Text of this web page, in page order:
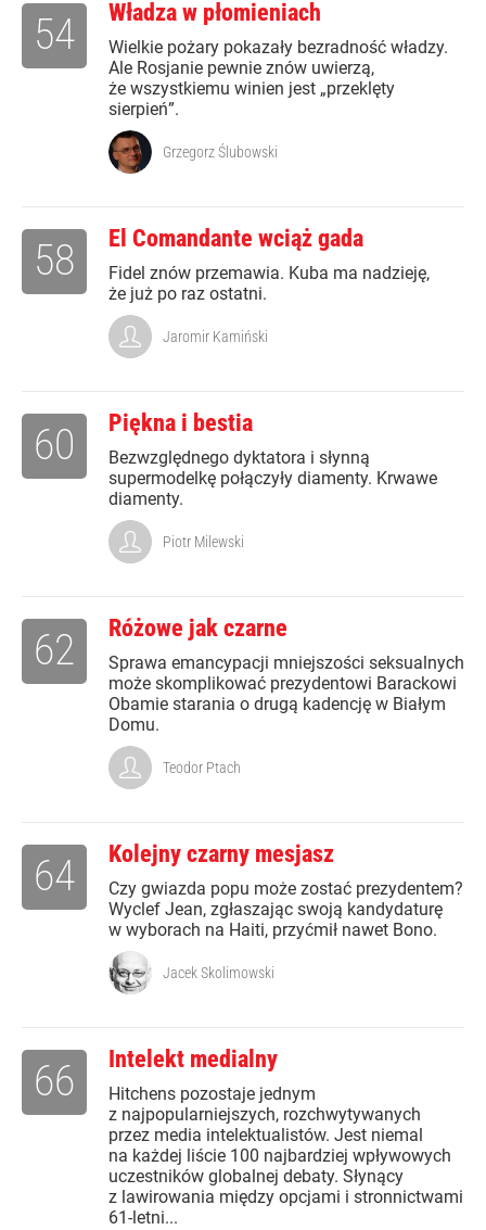
Władza w płomieniach
Wielkie pożary pokazały bezradność władzy.
Ale Rosjanie pewnie znów uwierzą,
że wszystkiemu winien jest „przeklęty
sierpień”.
54
Grzegorz Ślubowski
El Comandante wciąż gada
Fidel znów przemawia. Kuba ma nadzieję,
że już po raz ostatni.
58
Jaromir Kamiński
Piękna i bestia
Bezwzględnego dyktatora i słynną
supermodelkę połączyły diamenty. Krwawe
diamenty.
60
Piotr Milewski
Różowe jak czarne
Sprawa emancypacji mniejszości seksualnych
może skomplikować prezydentowi Barackowi
Obamie starania o drugą kadencję w Białym
Domu.
62
Teodor Ptach
Kolejny czarny mesjasz
Czy gwiazda popu może zostać prezydentem?
Wyclef Jean, zgłaszając swoją kandydaturę
w wyborach na Haiti, przyćmił nawet Bono.
64
Jacek Skolimowski
Intelekt medialny
Hitchens pozostaje jednym
z najpopularniejszych, rozchwytywanych
przez media intelektualistów. Jest niemal
na każdej liście 100 najbardziej wpływowych
uczestników globalnej debaty. Słynący
z lawirowania między opcjami i stronnictwami
61-letni...
66